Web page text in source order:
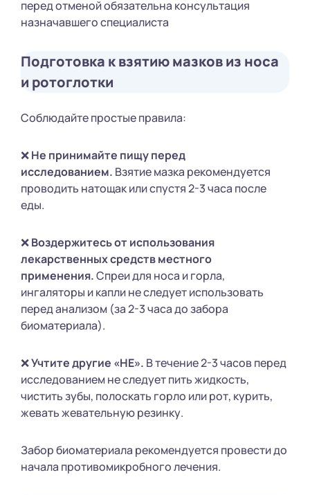
перед отменой обязательна консультация
назначавшего специалиста
Подготовка к взятию мазков из носа
и ротоглотки
Соблюдайте простые правила:
❌Не принимайте пищу перед
исследованием. Взятие мазка рекомендуется
проводить натощак или спустя 2-3 часа после
еды.
❌Воздержитесь от использования
лекарственных средств местного
применения.Спреи для носа и горла,
ингаляторы и капли не следует использовать
перед анализом (за 2-3 часа до забора
биоматериала).
❌Учтите другие «НЕ». В течение 2-3 часов перед
исследованием не следует пить жидкость,
чистить зубы, полоскать горло или рот, курить,
жевать жевательную резинку.
Забор биоматериала рекомендуется провести до
начала противомикробного лечения.